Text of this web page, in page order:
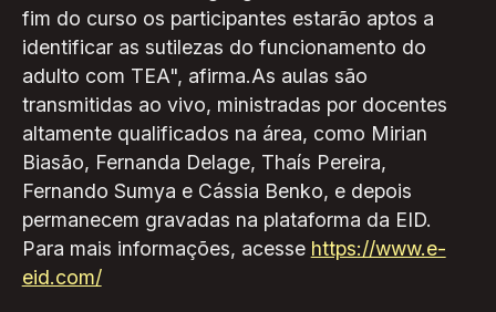
fim do curso os participantes estarão aptos a
identificar as sutilezas do funcionamento do
adulto com TEA", afirma.As aulas são
transmitidas ao vivo, ministradas por docentes
altamente qualificados na área, como Mirian
Biasão, Fernanda Delage, Thaís Pereira,
Fernando Sumya e Cássia Benko, e depois
permanecem gravadas na plataforma da EID.
Para mais informações, acesse https://www.e-
eid.com/